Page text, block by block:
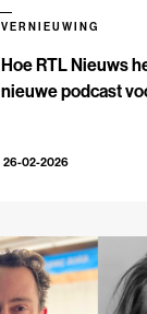
Hoe RTL Nieuws
nieuwe podcast
VERNIEUWING
26-02-2026